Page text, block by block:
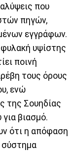
που
πηγών,
εγγράφων.
υψίστης
ποινή
τους όρους
ενώ
της Σουηδίας
βιασμό.
ότι η απόφαση
σύστημα